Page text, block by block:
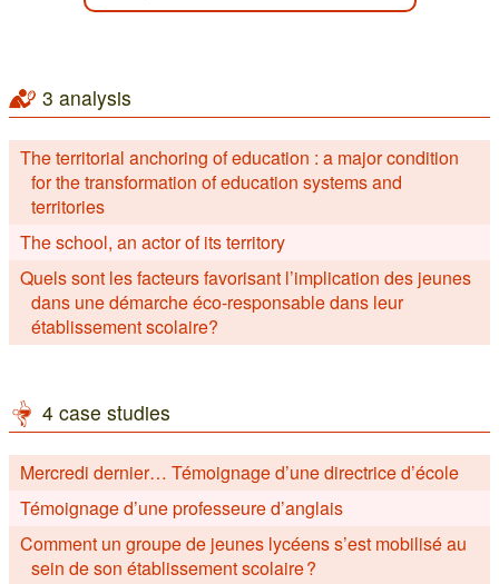
3 analysis
The territorial anchoring of education : a major condition
for the transformation of education systems and
territories
The school, an actor of its territory
Quels sont les facteurs favorisant l’implication des jeunes
dans une démarche éco-responsable dans leur
établissement scolaire?
4 case studies
Mercredi dernier… Témoignage d’une directrice d’école
Témoignage d’une professeure d’anglais
Comment un groupe de jeunes lycéens s’est mobilisé au
sein de son établissement scolaire ?